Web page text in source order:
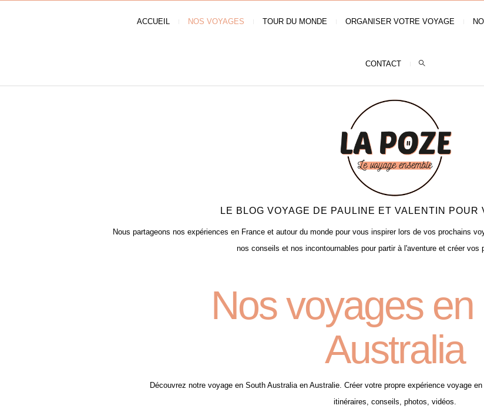
ACCUEIL NOS VOYAGES TOUR DU MONDE ORGANISER VOTRE VOYAGE
CONTACT
LE BLOG VOYAGE DE PAULINE ET VALENTIN POUR
Nous partageons nos expériences en France et autour du monde pour vous inspirer lors de vos prochains
nos conseils et nos incontournables pour partir à l'aventure et créer vos
Nos voyages
Australia
Découvrez notre voyage en South Australia en Australie. Créer votre propre expérience voyage
itinéraires, conseils, photos, vidéos.